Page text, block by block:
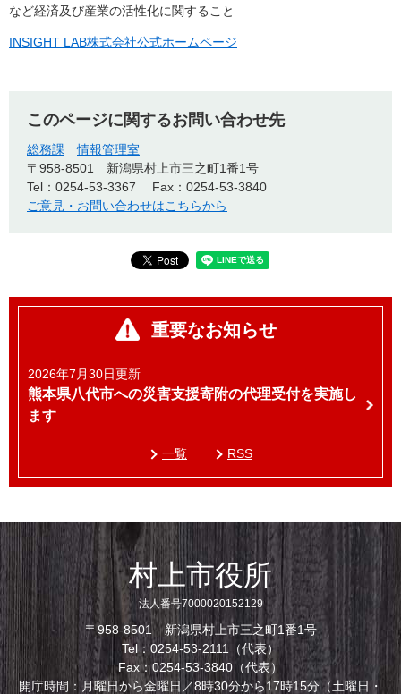
など経済及び産業の活性化に関すること
INSIGHT LAB株式会社公式ホームページ
このページに関するお問い合わせ先
総務課
情報管理室
〒958-8501
新潟県村上市三之町1番1号
Tel：0254-53-3367
Fax：0254-53-3840
ご意見・お問い合わせはこちらから
重要なお知らせ
2026年7月30日更新
熊本県八代市への災害支援寄附の代理受付を実施し
ます
一覧 RSS
村上市役所
法人番号7000020152129
〒958-8501 新潟県村上市三之町1番1号
Tel：0254-53-2111（代表）
Fax：0254-53-3840（代表）
開庁時間：月曜日から金曜日／8時30分から17時15分（土曜日・